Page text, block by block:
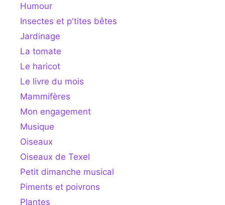
Humour
Insectes et p'tites bêtes
Jardinage
La tomate
Le haricot
Le livre du mois
Mammifères
Mon engagement
Musique
Oiseaux
Oiseaux de Texel
Petit dimanche musical
Piments et poivrons
Plantes